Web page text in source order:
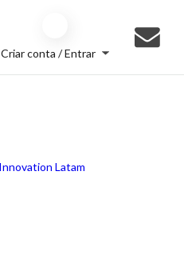
Criar conta / Entrar